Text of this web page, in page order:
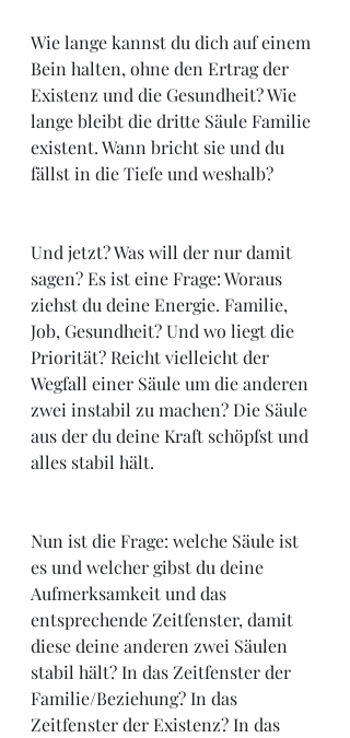
Wie lange kannst du dich auf einem
Bein halten, ohne den Ertrag der
Existenz und die Gesundheit? Wie
lange bleibt die dritte Säule Familie
existent. Wann bricht sie und du
fällst in die Tiefe und weshalb?
Und jetzt? Was will der nur damit
sagen? Es ist eine Frage: Woraus
ziehst du deine Energie. Familie,
Job, Gesundheit? Und wo liegt die
Priorität? Reicht vielleicht der
Wegfall einer Säule um die anderen
zwei instabil zu machen? Die Säule
aus der du deine Kraft schöpfst und
alles stabil hält.
Nun ist die Frage: welche Säule ist
es und welcher gibst du deine
Aufmerksamkeit und das
entsprechende Zeitfenster, damit
diese deine anderen zwei Säulen
stabil hält? In das Zeitfenster der
Familie/Beziehung? In das
Zeitfenster der Existenz? In das